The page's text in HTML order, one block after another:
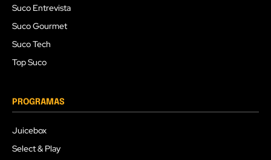
Suco Entrevista
Suco Gourmet
Suco Tech
Top Suco
PROGRAMAS
Juicebox
Select & Play